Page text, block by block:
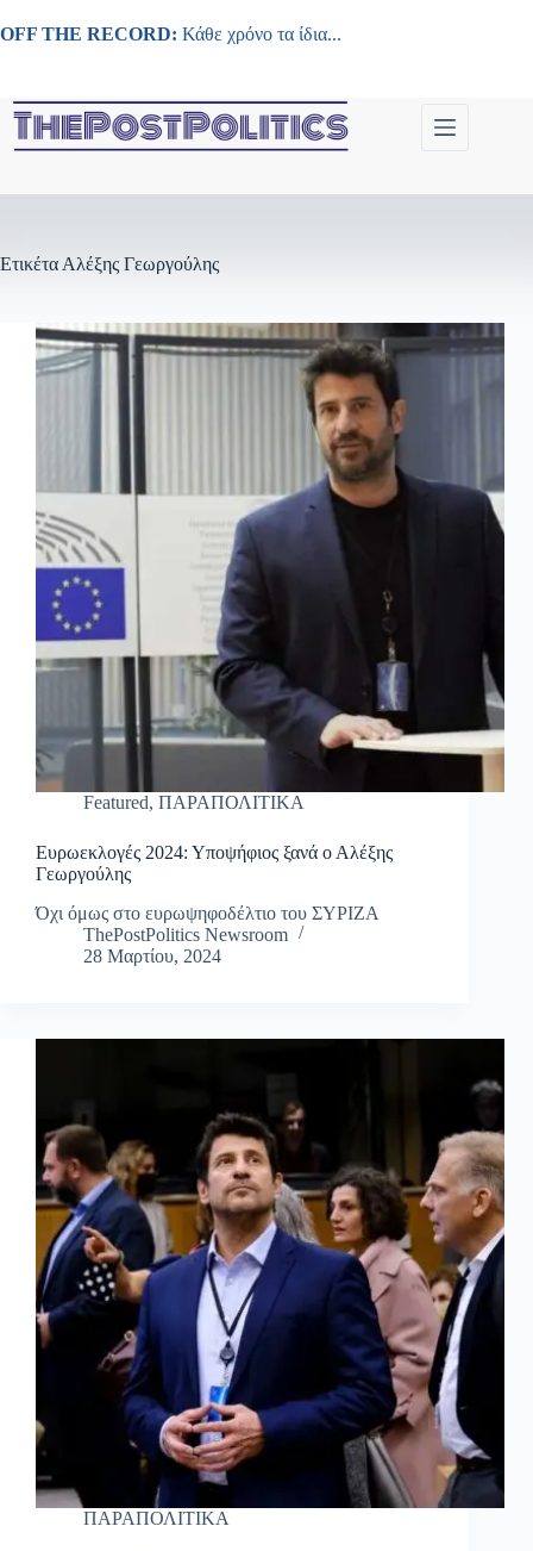
στο
OFF THE RECORD: Κάθε χρόνο τα ίδια...
Ετικέτα Αλέξης Γεωργούλης
Featured, ΠΑΡΑΠΟΛΙΤΙΚΑ
Ευρωεκλογές 2024: Υποψήφιος ξανά ο Αλέξης
Γεωργούλης
Όχι όμως στο ευρωψηφοδέλτιο του ΣΥΡΙΖΑ
ThePostPolitics Newsroom
28 Μαρτίου, 2024
ΠΑΡΑΠΟΛΙΤΙΚΑ